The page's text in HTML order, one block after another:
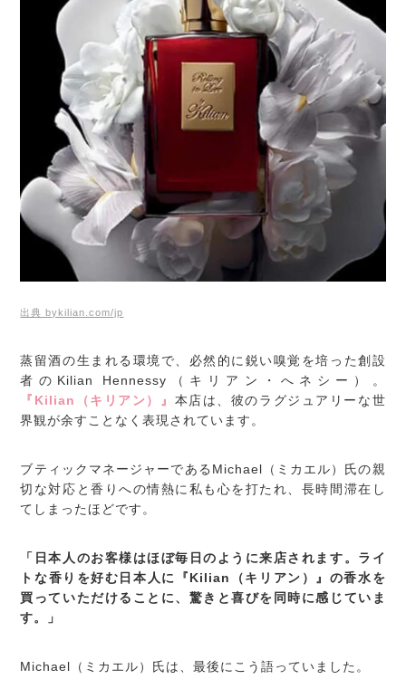
出典 bykilian.com/jp
蒸留酒の生まれる環境で、必然的に鋭い嗅覚を培った創設
者のKilian Hennessy（キリアン・へネシー）。
『Kilian（キリアン）』 本店は、彼のラグジュアリーな世
界観が余すことなく表現されています。
ブティックマネージャーであるMichael（ミカエル）氏の親
切な対応と香りへの情熱に私も心を打たれ、長時間滞在し
てしまったほどです。
「日本人のお客様はほぼ毎日のように来店されます。ライ
トな香りを好む日本人に『Kilian（キリアン）』の香水を
買っていただけることに、驚きと喜びを同時に感じていま
す。」
Michael（ミカエル）氏は、最後にこう語っていました。